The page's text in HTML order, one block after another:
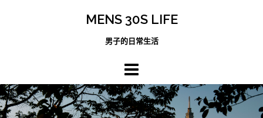
MENS 30S LIFE
男子的日常生活